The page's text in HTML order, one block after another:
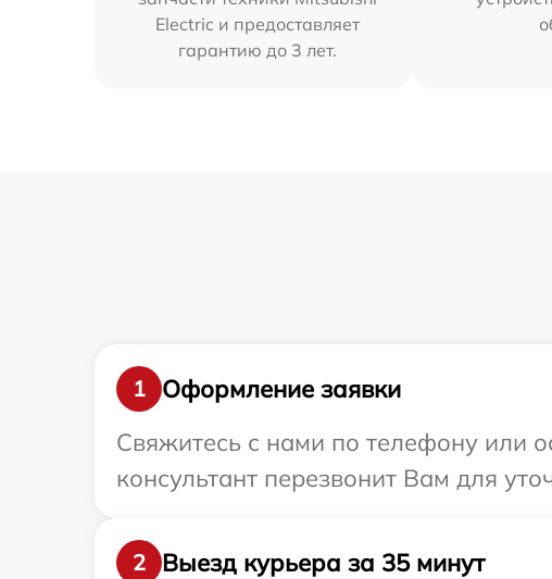
Electric и предоставляет
гарантию до 3 лет.
1
Оформление заявки
Свяжитесь с нами по телефону или
консультант перезвонит Вам для
2
Выезд курьера за 35 минут